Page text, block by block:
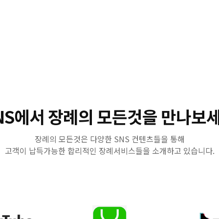
에서 장례의 모든것을 만나보
장례의 모든것은 다양한 SNS 컨텐츠들을 통해
고객이 납득가능한 합리적인 장례서비스들을 소개하고 있습니다.